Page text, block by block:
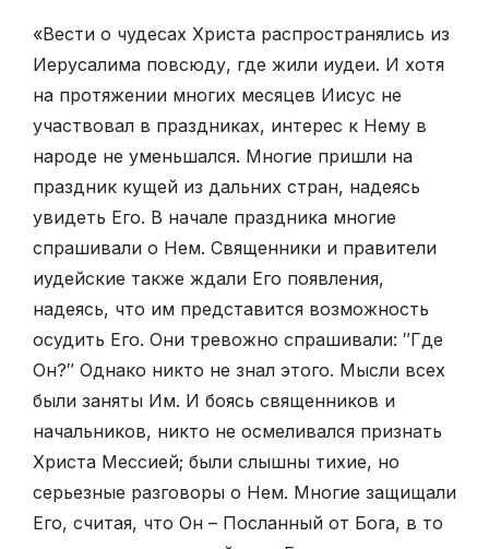
«Вести о чудесах Христа распространялись из
Иерусалима повсю­ду, где жили иудеи. И хотя
на протяжении многих месяцев Иисус не
участвовал в праздниках, интерес к Нему в
народе не уменьшался. Мно­гие пришли на
праздник кущей из дальних стран, надеясь
увидеть Его. В начале праздника многие
спрашивали о Нем. Священники и правители
иудейские также ждали Его появления,
надеясь, что им представится возможность
осудить Его. Они тревожно спрашивали: ″Где
Он?″ Однако никто не знал этого. Мысли всех
были заняты Им. И боясь священников и
начальников, никто не осмеливался признать
Христа Мессией; были слышны тихие, но
серьезные разговоры о Нем. Многие защищали
Его, считая, что Он – Посланный от Бога, в то